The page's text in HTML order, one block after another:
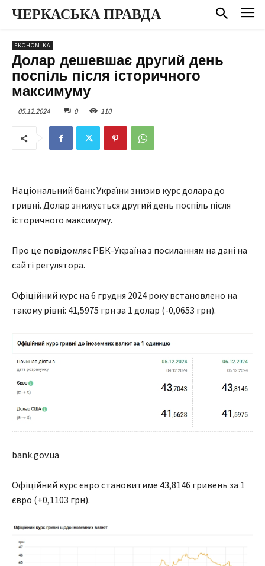
ЧЕРКАСЬКА ПРАВДА
ЕКОНОМІКА
Долар дешевшає другий день
поспіль після історичного
максимуму
05.12.2024 0 110
Національний банк України знизив курс долара до
гривні. Долар знижується другий день поспіль після
історичного максимуму.
Про це повідомляє РБК-Україна з посиланням на дані на
сайті регулятора.
Офіційний курс на 6 грудня 2024 року встановлено на
такому рівні: 41,5975 грн за 1 долар (-0,0653 грн).
bank.gov.ua
Офіційний курс євро становитиме 43,8146 гривень за 1
євро (+0,1103 грн).